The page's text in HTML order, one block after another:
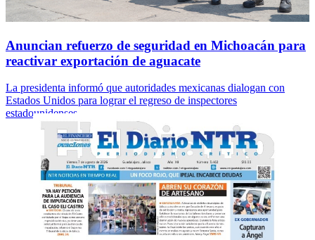
Anuncian refuerzo de seguridad en Michoacán para
reactivar exportación de aguacate
La presidenta informó que autoridades mexicanas dialogan con
Estados Unidos para lograr el regreso de inspectores
estadounidenses